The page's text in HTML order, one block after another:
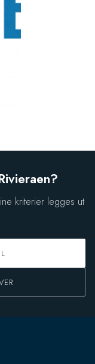
kriterier legges ut